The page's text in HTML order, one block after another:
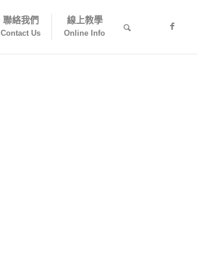
聯絡我們
Contact Us
線上教學
Online Info